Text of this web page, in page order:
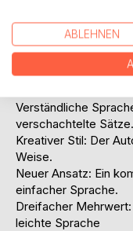
Ansatz wird jeder
dargestellt.
Highlights des
Verständliche
verschachtelte Sätze.
Kreativer Stil: Der
Weise.
Neuer Ansatz: Ein
einfacher Sprache.
Dreifacher
leichte Sprache
ABLEHNEN